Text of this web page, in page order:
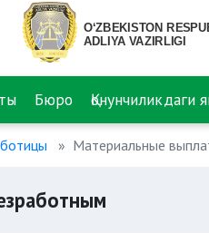
Бюро Қонунчиликдаги
Материальные